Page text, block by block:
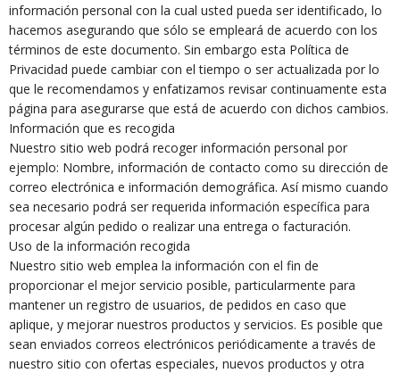
información personal con la cual usted pueda ser identificado, lo
hacemos asegurando que sólo se empleará de acuerdo con los
términos de este documento. Sin embargo esta Política de
Privacidad puede cambiar con el tiempo o ser actualizada por lo
que le recomendamos y enfatizamos revisar continuamente esta
página para asegurarse que está de acuerdo con dichos cambios.
Información que es recogida
Nuestro sitio web podrá recoger información personal por
ejemplo: Nombre, información de contacto como su dirección de
correo electrónica e información demográfica. Así mismo cuando
sea necesario podrá ser requerida información específica para
procesar algún pedido o realizar una entrega o facturación.
Uso de la información recogida
Nuestro sitio web emplea la información con el fin de
proporcionar el mejor servicio posible, particularmente para
mantener un registro de usuarios, de pedidos en caso que
aplique, y mejorar nuestros productos y servicios. Es posible que
sean enviados correos electrónicos periódicamente a través de
nuestro sitio con ofertas especiales, nuevos productos y otra